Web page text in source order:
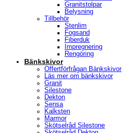
Granitstolpar
Belysning
Tillbehör
Stenlim
Fogsand
Fiberduk
Impregnering
Rengöring
Bänkskivor
Offertförfrågan Bänkskivor
Läs mer om bänkskivor
Granit
Silestone
Dekton
Sensa
Kalksten
Marmor
Skötselråd Silestone